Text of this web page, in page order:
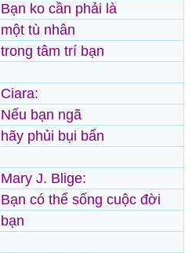
Bạn ko cần phải là
một tù nhân
trong tâm trí bạn
Ciara:
Nếu bạn ngã
hãy phủi bụi bẩn
Mary J. Blige:
Bạn có thể sống cuộc đời
bạn